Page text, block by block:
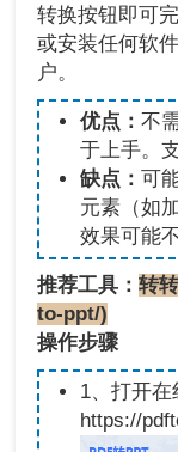
转换按钮即可
或安装任何软
户。
优点： 不
于上手。
缺点： 可
元素（如
效果可能
推荐工具：转
to-ppt/)
操作步骤
1、打开在
https://